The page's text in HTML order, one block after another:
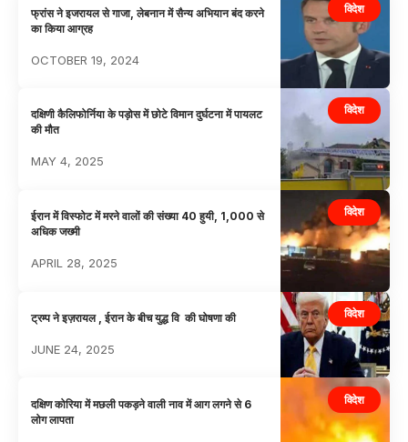
विदेश
फ्रांस ने इजरायल से गाजा, लेबनान में सैन्य अभियान बंद करने
का किया आग्रह
OCTOBER 19, 2024
विदेश
दक्षिणी कैलिफोर्निया के पड़ोस में छोटे विमान दुर्घटना में पायलट
की मौत
MAY 4, 2025
विदेश
ईरान में विस्फोट में मरने वालों की संख्या 40 हुयी, 1,000 से
अधिक जख्मी
APRIL 28, 2025
विदेश
ट्रम्प ने इज़रायल , ईरान के बीच युद्ध वि की घोषणा की
JUNE 24, 2025
विदेश
दक्षिण कोरिया में मछली पकड़ने वाली नाव में आग लगने से 6
लोग लापता